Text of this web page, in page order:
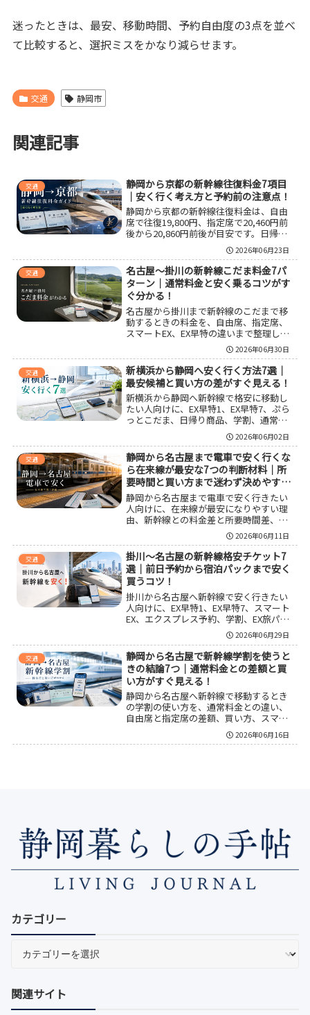
迷ったときは、最安、移動時間、予約自由度の3点を並べ
て比較すると、選択ミスをかなり減らせます。
交通 静岡市
関連記事
交通
静岡から京都の新幹線往復料金7項目
｜安く行く考え方と予約前の注意点！
静岡から京都の新幹線往復料金は、自由
席で往復19,800円、指定席で20,460円前
後から20,860円前後が目安です。日帰り
は所要時間と座席確保を重視し、宿泊あ
りならホテル付きパックまで含めて総額
で比べると選びやすくなります。通常き
っぷ、早特系、予約条件の違いも整理し
て、損しにくい決め方をまとめました。
2026年06月23日
交通
名古屋〜掛川の新幹線こだま料金7パ
ターン｜通常料金と安く乗るコツがす
ぐ分かる！
名古屋から掛川まで新幹線のこだまで移
動するときの料金を、自由席、指定席、
スマートEX、EX早特の違いまで整理しま
した。片道と往復の目安、所要時間、安
く乗るコツ、予約前の注意点までまとめ
ているので、名古屋〜掛川の移動費を比
較したい人や、どの買い方が自分に合う
か迷っている人に役立ちます。
2026年06月30日
交通
新横浜から静岡へ安く行く方法7選｜
最安候補と買い方の差がすぐ見える！
新横浜から静岡へ新幹線で格安に移動し
たい人向けに、EX早特1、EX早特7、ぷら
っとこだま、日帰り商品、学割、通常き
っぷの違いを整理しました。料金の目安
だけでなく、予約期限、対象列車、向い
ている人、注意点まで比較しているの
で、自分に合う安い行き方を選びやすく
なります。
2026年06月02日
交通
静岡から名古屋まで電車で安く行くな
ら在来線が最安な7つの判断材料｜所
要時間と買い方まで迷わず決めやす
い！
静岡から名古屋まで電車で安く行きたい
人向けに、在来線が最安になりやすい理
由、新幹線との料金差と所要時間差、早
特商品の見方、土休日や季節のフリーき
っぷの使いどころを整理しました。片道
最安だけでなく、往復総額や乗換回数ま
で含めて、自分に合う移動を選びやすく
なります。
2026年06月11日
交通
掛川〜名古屋の新幹線格安チケット7
選｜前日予約から宿泊パックまで安く
買うコツ！
掛川から名古屋へ新幹線で安く行きたい
人向けに、EX早特1、EX早特7、スマート
EX、エクスプレス予約、学割、EX旅パッ
クなどの違いを整理しました。通常料金
との比較、自由席と指定席の選び方、直
前予約で失敗しないコツ、宿泊ありで総
額を抑える考え方まで分かるので、自分
に合う格安チケットを選びやすくなりま
す。
2026年06月29日
交通
静岡から名古屋で新幹線学割を使うと
きの結論7つ｜通常料金との差額と買
い方がすぐ見える！
静岡から名古屋へ新幹線で移動するとき
の学割の使い方を、通常料金との違い、
自由席と指定席の差額、買い方、スマー
トEXとの比較まで整理した。静岡〜名古
屋は学割対象区間だが、割引は乗車券の
2026年06月16日
カテゴリー
関連サイト